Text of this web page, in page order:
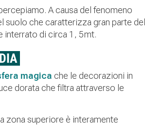
A causa del fenomeno
che caratterizza gran parte del
interrato di circa 1, 5mt.
magica che le decorazioni in
dorata che filtra attraverso le
zona superiore è interamente